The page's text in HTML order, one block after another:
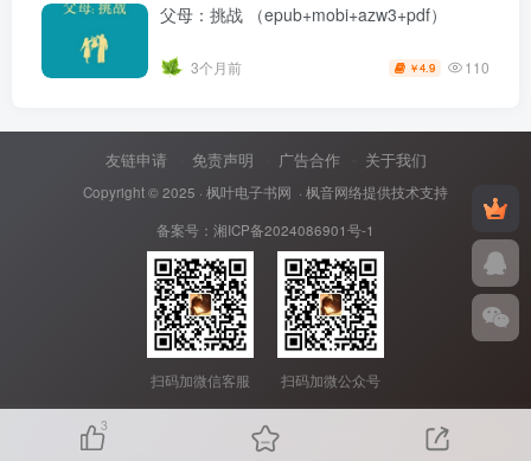
父母：挑战 （epub+mobi+azw3+pdf）
3个月前 ￥4.9 110
友链申请 免责声明 广告合作 关于我们
Copyright © 2025 · 枫叶电子书网 · 枫音网络提供技术支持
备案号： 湘ICP备2024086901号-1
扫码加微信客服 扫码加微公众号
3